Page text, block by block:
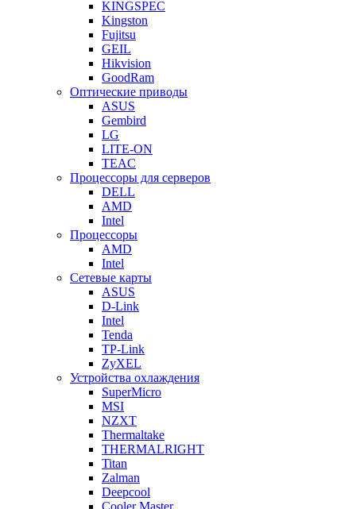
KINGSPEC
Kingston
Fujitsu
GEIL
Hikvision
GoodRam
Оптические приводы
ASUS
Gembird
LG
LITE-ON
TEAC
Процессоры для серверов
DELL
AMD
Intel
Процессоры
AMD
Intel
Сетевые карты
ASUS
D-Link
Intel
Tenda
TP-Link
ZyXEL
Устройства охлаждения
SuperMicro
MSI
NZXT
Thermaltake
THERMALRIGHT
Titan
Zalman
Deepcool